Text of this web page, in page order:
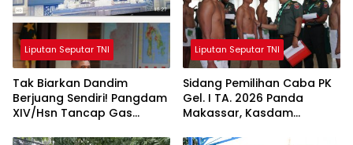
Liputan Seputar TNI
Tak Biarkan Dandim
Berjuang Sendiri! Pangdam
XIV/Hsn Tancap Gas
Liputan Seputar TNI
Sidang Pemilihan Caba PK
Gel. I TA. 2026 Panda
Makassar, Kasdam